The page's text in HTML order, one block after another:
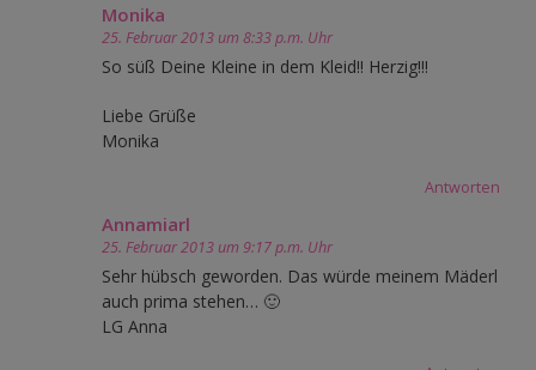
Monika
25. Februar 2013 um 8:33 p.m. Uhr
So süß Deine Kleine in dem Kleid!! Herzig!!!
Liebe Grüße
Monika
Antworten
Annamiarl
25. Februar 2013 um 9:17 p.m. Uhr
Sehr hübsch geworden. Das würde meinem Mäderl
auch prima stehen… 🙂
LG Anna